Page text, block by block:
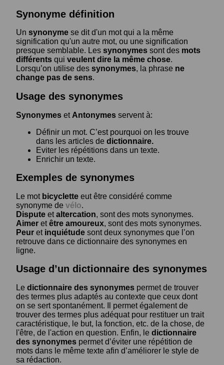
Synonyme définition
Un synonyme se dit d'un mot qui a la même
signification qu'un autre mot, ou une signification
presque semblable. Les synonymes sont des mots
différents qui veulent dire la même chose.
Lorsqu’on utilise des synonymes, la phrase ne
change pas de sens.
Usage des synonymes
Synonymes et Antonymes servent à:
Définir un mot. C’est pourquoi on les trouve
dans les articles de dictionnaire.
Eviter les répétitions dans un texte.
Enrichir un texte.
Exemples de synonymes
Le mot bicyclette eut être considéré comme
synonyme de vélo.
Dispute etaltercation, sont des mots synonymes.
Aimer etêtre amoureux, sont des mots synonymes.
Peur et inquiétude sont deux synonymes que l’on
retrouve dans ce dictionnaire des synonymes en
ligne.
Usage d’un dictionnaire des synonymes
Le dictionnaire des synonymes permet de trouver
des termes plus adaptés au contexte que ceux dont
on se sert spontanément. Il permet également de
trouver des termes plus adéquat pour restituer un trait
caractéristique, le but, la fonction, etc. de la chose, de
l'être, de l'action en question. Enfin, le dictionnaire
des synonymes permet d’éviter une répétition de
mots dans le même texte afin d’améliorer le style de
sa rédaction.